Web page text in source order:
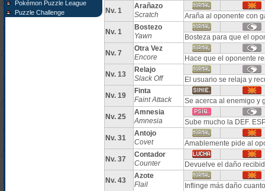
Pokémon Puzzle League
Puzzle Challenge
Nv. 1
Arañazo
Scratch
Araña al oponente con
Nv. 1
Bostezo
Yawn
Bosteza para que el
Nv. 7
Otra Vez
Encore
Hace que el oponente
Nv. 13
Relajo
Slack Off
El usuario se relaja y
Nv. 19
Finta
Faint Attack
Se acerca al enemigo y
Nv. 25
Amnesia
Amnesia
Sube mucho la DEF.
Nv. 31
Antojo
Covet
Amablemente pide al
Nv. 37
Contador
Counter
Devuelve el daño
Nv. 43
Azote
Flail
Inflinge más daño